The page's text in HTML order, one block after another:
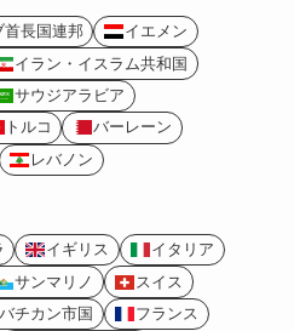
首長国連邦
イエメン
イラン・イスラム共和国
サウジアラビア
トルコ
バーレーン
レバノン
イギリス
イタリア
サンマリノ
スイス
バチカン市国
フランス